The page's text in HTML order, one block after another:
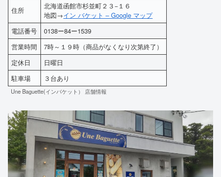
住所
北海道函館市杉並町２３−１６
地図→イン バケット – Google マップ
電話番号
0138ー84ー1539
営業時間
7時～１９時（商品がなくなり次第終了）
定休日
日曜日
駐車場
３台あり
Une Baguette(インバケット） 店舗情報